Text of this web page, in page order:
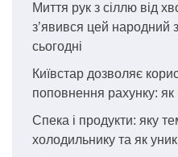
Миття рук з сіллю від
з’явився цей народний
сьогодні
Київстар дозволяє
поповнення рахунку:
Спека і продукти: яку
холодильнику та як